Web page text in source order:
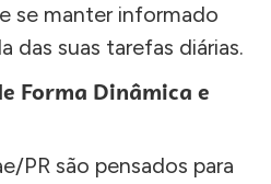
se manter informado
das suas tarefas diárias.
Forma Dinâmica e
PR são pensados para